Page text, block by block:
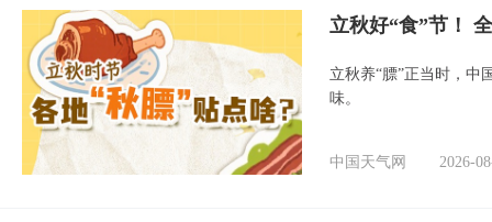
立秋好“食”节！
立秋养“膘”正当时，中
味。
中国天气网 2026-